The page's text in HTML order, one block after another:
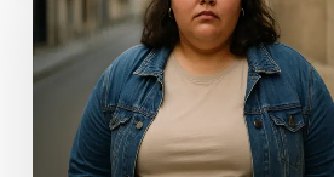
grossophobie
quand